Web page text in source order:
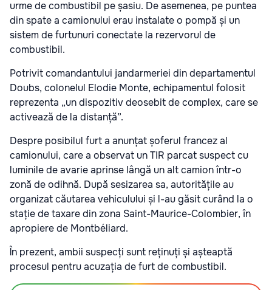
urme de combustibil pe șasiu. De asemenea, pe puntea
din spate a camionului erau instalate o pompă și un
sistem de furtunuri conectate la rezervorul de
combustibil.
Potrivit comandantului jandarmeriei din departamentul
Doubs, colonelul Elodie Monte, echipamentul folosit
reprezenta „un dispozitiv deosebit de complex, care se
activează de la distanță”.
Despre posibilul furt a anunțat șoferul francez al
camionului, care a observat un TIR parcat suspect cu
luminile de avarie aprinse lângă un alt camion într-o
zonă de odihnă. După sesizarea sa, autoritățile au
organizat căutarea vehiculului și l-au găsit curând la o
stație de taxare din zona Saint-Maurice-Colombier, în
apropiere de Montbéliard.
În prezent, ambii suspecți sunt reținuți și așteaptă
procesul pentru acuzația de furt de combustibil.